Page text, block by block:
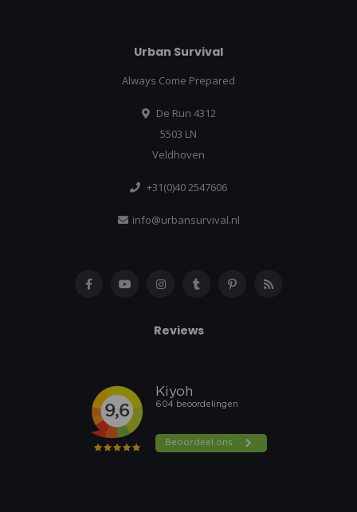
Urban Survival
Always Come Prepared
De Run 4312
5503 LN
Veldhoven
+31(0)40 2547606
info@urbansurvival.nl
Reviews